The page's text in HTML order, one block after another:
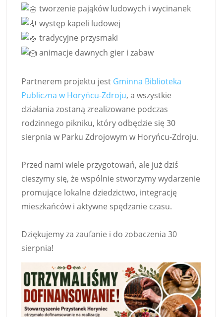
tworzenie pająków ludowych i wycinanek
występ kapeli ludowej
tradycyjne przysmaki
animacje dawnych gier i zabaw
Partnerem projektu jest Gminna Biblioteka
Publiczna w Horyńcu-Zdroju, a wszystkie
działania zostaną zrealizowane podczas
rodzinnego pikniku, który odbędzie się 30
sierpnia w Parku Zdrojowym w Horyńcu-Zdroju.
Przed nami wiele przygotowań, ale już dziś
cieszymy się, że wspólnie stworzymy wydarzenie
promujące lokalne dziedzictwo, integrację
mieszkańców i aktywne spędzanie czasu.
Dziękujemy za zaufanie i do zobaczenia 30
sierpnia!